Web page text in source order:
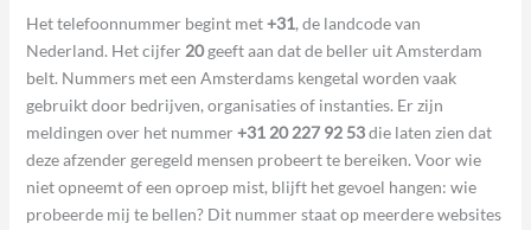
Het telefoonnummer begint met+31, de landcode van
Nederland. Het cijfer20geeft aan dat de beller uit Amsterdam
belt. Nummers met een Amsterdams kengetal worden vaak
gebruikt door bedrijven, organisaties of instanties. Er zijn
meldingen over het nummer+31 20 227 92 53die laten zien dat
deze afzender geregeld mensen probeert te bereiken. Voor wie
niet opneemt of een oproep mist, blijft het gevoel hangen: wie
probeerde mij te bellen? Dit nummer staat op meerdere websites